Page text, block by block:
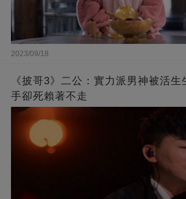
2023/09/18
《披哥3》二公：實力派男神被活生
手卻死賴著不走